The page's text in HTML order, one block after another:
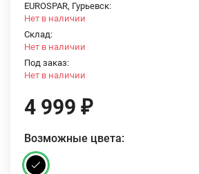
EUROSPAR, Гурьевск:
Нет в наличии
Склад:
Нет в наличии
Под заказ:
Нет в наличии
4 999 ₽
Возможные цвета: